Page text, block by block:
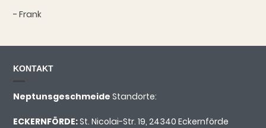
- Frank
KONTAKT
NeptunsgeschmeideStandorte:
ECKERNFÖRDE:St. Nicolai-Str. 19, 24340 Eckernförde